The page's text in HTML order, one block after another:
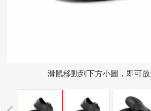
滑鼠移動到下方小圖，即可放